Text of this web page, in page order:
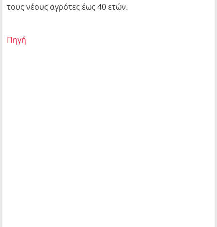
τους νέους αγρότες έως 40 ετών.
Πηγή